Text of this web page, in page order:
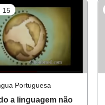
15
Portuguesa
a linguagem não